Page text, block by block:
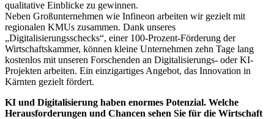
qualitative Einblicke zu gewinnen.
Neben Großunternehmen wie Infineon arbeiten wir gezielt mit
regionalen KMUs zusammen. Dank unseres
„Digitalisierungsschecks“, einer 100-Prozent-Förderung der
Wirtschaftskammer, können kleine Unternehmen zehn Tage lang
kostenlos mit unseren Forschenden an Digitalisierungs- oder KI-
Projekten arbeiten. Ein einzigartiges Angebot, das Innovation in
Kärnten gezielt fördert.
KI und Digitalisierung haben enormes Potenzial. Welche
Herausforderungen und Chancen sehen Sie für die Wirtschaft